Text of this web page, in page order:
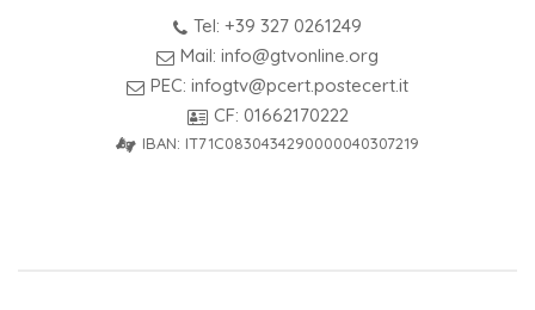
Tel: +39 327 0261249
Mail: info@gtvonline.org
PEC: infogtv@pcert.postecert.it
CF: 01662170222
IBAN: IT71C0830434290000040307219